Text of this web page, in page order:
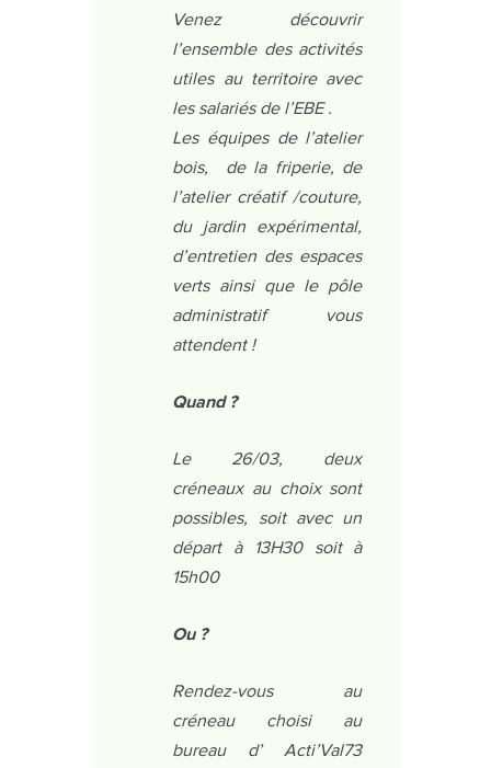
Venez découvrir
l’ensemble des activités
utiles au territoire avec
les salariés de l’EBE .
Les équipes de l’atelier
bois, de la friperie, de
l’atelier créatif /couture,
du jardin expérimental,
d’entretien des espaces
verts ainsi que le pôle
administratif vous
attendent !
Quand ?
Le 26/03, deux
créneaux au choix sont
possibles, soit avec un
départ à 13H30 soit à
15h00
Ou ?
Rendez-vous au
créneau choisi au
bureau d’ Acti’Val73